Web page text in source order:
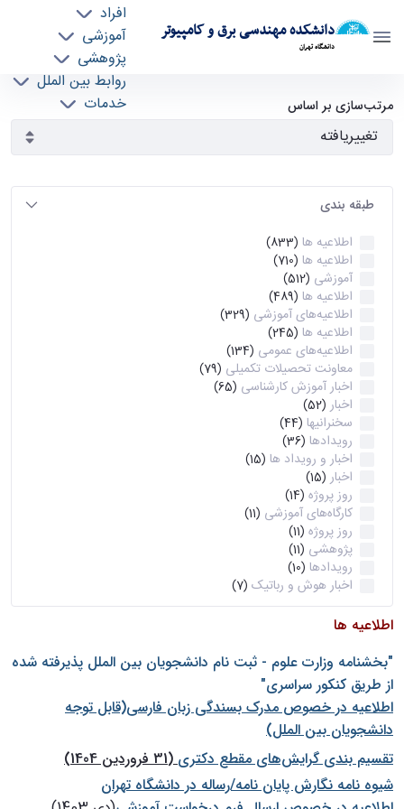
دانشکده مهندسی برق و کامپیوتر
دانشگاه تهران
افراد
آموزشی
پژوهشی
روابط بین الملل
خدمات
آرشیو اطلاعیه ها - ece- دانشکده مهندسی برق و
کامپیوتر
مرتب‌سازی بر اساس
طبقه بندی
اطلاعیه ها (833)
اطلاعیه ها (710)
آموزشی (512)
اطلاعیه ها (489)
اطلاعیه‌های‌ آموزشی (329)
اطلاعیه ها (245)
اطلاعیه‌های عمومی (134)
معاونت تحصیلات تکمیلی (79)
اخبار آموزش کارشناسی (65)
اخبار (52)
سخنرانیها (44)
رویدادها (36)
اخبار و رویداد ها (15)
اخبار (15)
روز پروژه (14)
کارگاه‌های آموزشی (11)
روز پروژه (11)
پژوهشی (11)
رویدادها (10)
اخبار هوش و رباتیک (7)
اطلاعیه ها
"بخشنامه وزارت علوم - ثبت نام دانشجويان بين الملل پذيرفته شده
از طريق كنكور سراسری"
اطلاعیه در خصوص مدرک بسندگی زبان فارسی(قابل توجه
دانشجویان بین الملل)
تقسیم بندی گرایش‌های مقطع دکتری(31 فروردین 1404)
شيوه نامه نگارش پايان نامه/رساله در دانشگاه تهران